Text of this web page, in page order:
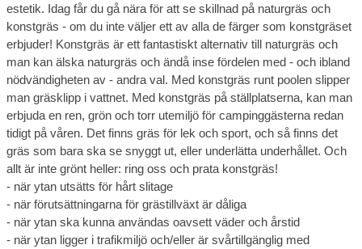
estetik. Idag får du gå nära för att se skillnad på naturgräs och
konstgräs - om du inte väljer ett av alla de färger som konstgräset
erbjuder! Konstgräs är ett fantastiskt alternativ till naturgräs och
man kan älska naturgräs och ändå inse fördelen med - och ibland
nödvändigheten av - andra val. Med konstgräs runt poolen slipper
man gräsklipp i vattnet. Med konstgräs på ställplatserna, kan man
erbjuda en ren, grön och torr utemiljö för campinggästerna redan
tidigt på våren. Det finns gräs för lek och sport, och så finns det
gräs som bara ska se snyggt ut, eller underlätta underhållet. Och
allt är inte grönt heller: ring oss och prata konstgräs!
- när ytan utsätts för hårt slitage
- när förutsättningarna för grästillväxt är dåliga
- när ytan ska kunna användas oavsett väder och årstid
- när ytan ligger i trafikmiljö och/eller är svårtillgänglig med